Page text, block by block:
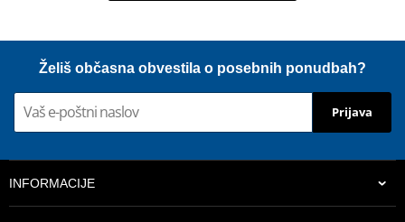
Želiš občasna obvestila o posebnih ponudbah?
Prijava
INFORMACIJE